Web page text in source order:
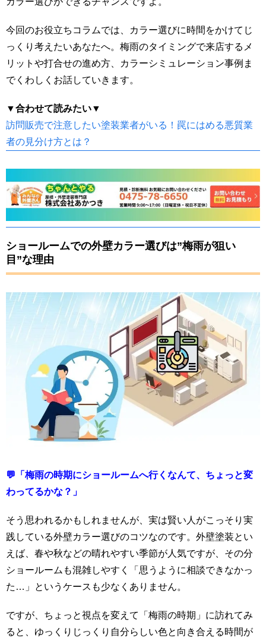
今回のお役立ちコラムでは、カラー選びに時間をかけてじ
っくり考えたいあなたへ。梅雨のタイミングで来店するメ
リットや打合せの進め方、カラーシミュレーション事例ま
でくわしくお話していきます。
▼合わせて読みたい▼
訪問販売で注意したい塗装業者がいる！罠にはめる悪質業
者の見分け方とは？
ショールームでの外壁カラー選びは”梅雨が狙い
目”な理由
💬「梅雨の時期にショールームへ行くなんて、ちょっと変
わってるかな？」
そう思われるかもしれませんが、実は賢い人がこっそり実
践している外壁カラー選びのコツなのです。外壁塗装とい
えば、春や秋などの晴れやすい季節が人気ですが、その分
ショールームも混雑しやすく「思うように相談できなかっ
た…」というケースも少なくありません。
ですが、ちょっと視点を変えて「梅雨の時期」に訪れてみ
ると、ゆっくりじっくり自分らしい色と向き合える時間が